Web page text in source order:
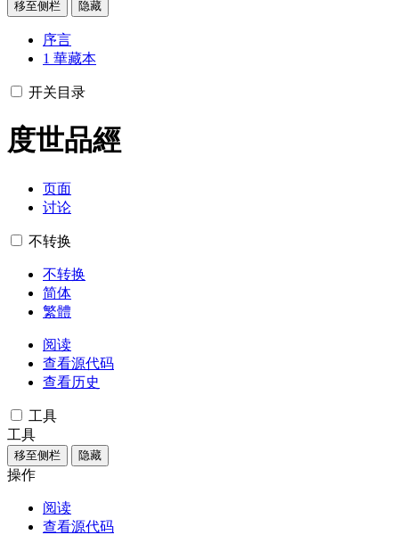
移至侧栏 隐藏
序言
1 華藏本
开关目录
度世品經
页面
讨论
不转换
不转换
简体
繁體
阅读
查看源代码
查看历史
工具
工具
移至侧栏 隐藏
操作
阅读
查看源代码